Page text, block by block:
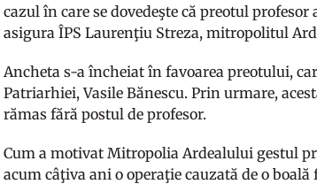
cazul în care se dovedeşte că preotul
asigura ÎPS Laurenţiu Streza, mitropolitul
Ancheta s-a încheiat în favoarea preotului,
Patriarhiei, Vasile Bănescu. Prin urmare,
rămas fără postul de profesor.
Cum a motivat Mitropolia Ardealului gestul
acum câţiva ani o operaţie cauzată de o